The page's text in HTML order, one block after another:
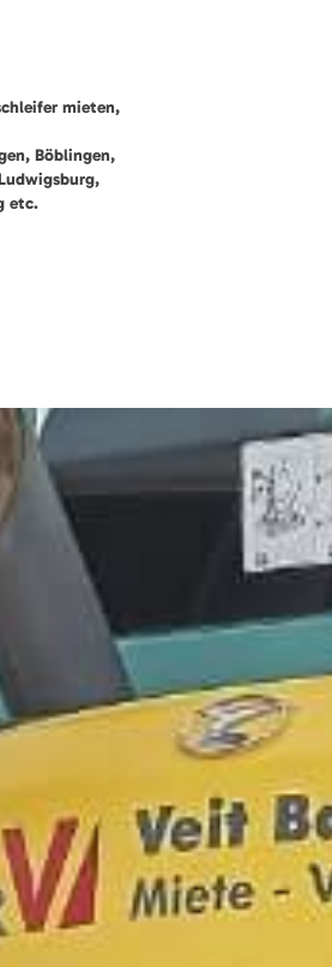
mieten,
Böblingen,
etc.